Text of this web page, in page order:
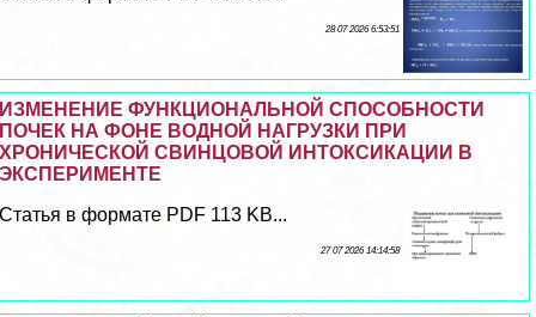
28 07 2026 6:53:51
ИЗМЕНЕНИЕ ФУНКЦИОНАЛЬНОЙ СПОСОБНОСТИ
ПОЧЕК НА ФОНЕ ВОДНОЙ НАГРУЗКИ ПРИ
ХРОНИЧЕСКОЙ СВИНЦОВОЙ ИНТОКСИКАЦИИ В
ЭКСПЕРИМЕНТЕ
Статья в формате PDF 113 KB...
27 07 2026 14:14:58